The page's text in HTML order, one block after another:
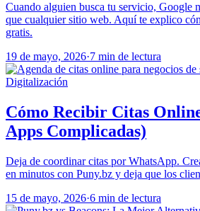
Cuando alguien busca tu servicio, Google
que cualquier sitio web. Aquí te explico
gratis.
19 de mayo, 2026·7 min de lectura
Digitalización
Cómo Recibir Citas
Apps Complicadas)
Deja de coordinar citas por WhatsApp.
en minutos con Puny.bz y deja que los
15 de mayo, 2026·6 min de lectura